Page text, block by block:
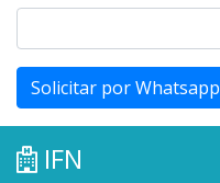
Solicitar por Whatsapp
IFN